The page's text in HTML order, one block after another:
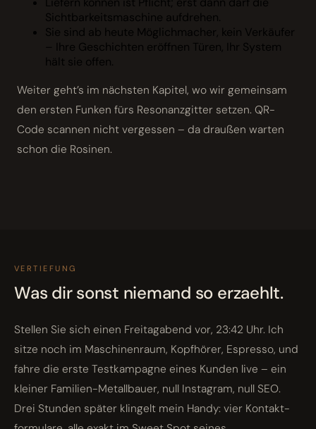
Sichtbarkeitsmaschine aufdrehen.
Sie sind ab heute Möglichmacher, kein Verkäufer
– Ihre Geschichten eröffnen Türen, Ihr System
hält sie offen.
Weiter geht’s im nächsten Kapitel, wo wir gemeinsam
den ersten Funken fürs Resonanzgitter setzen. QR-
Code scannen nicht vergessen – da draußen warten
schon die Rosinen.
VERTIEFUNG
Was dir sonst niemand so erzaehlt.
Stellen Sie sich einen Freitagabend vor, 23:42 Uhr. Ich
sitze noch im Maschinenraum, Kopfhörer, Espresso, und
fahre die erste Testkampagne eines Kunden live – ein
kleiner Familien-Metallbauer, null Instagram, null SEO.
Drei Stunden später klingelt mein Handy: vier Kontakt­